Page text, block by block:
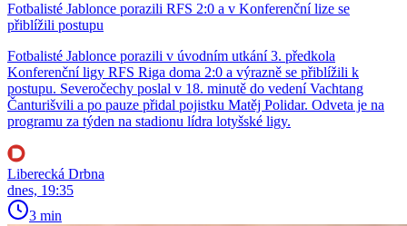
Fotbalisté Jablonce porazili RFS 2:0 a v Konferenční lize se
přiblížili postupu
Fotbalisté Jablonce porazili v úvodním utkání 3. předkola
Konferenční ligy RFS Riga doma 2:0 a výrazně se přiblížili k
postupu. Severočechy poslal v 18. minutě do vedení Vachtang
Čanturišvili a po pauze přidal pojistku Matěj Polidar. Odveta je na
programu za týden na stadionu lídra lotyšské ligy.
Liberecká Drbna
dnes, 19:35
3 min